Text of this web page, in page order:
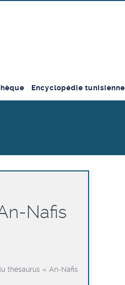
Encyclopédie tunisienne
Nafis
thésaurus « An-Nafis